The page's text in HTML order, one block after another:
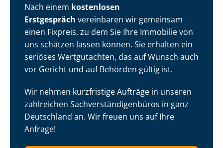
Nach einem kostenlosen
Erstgespräch vereinbaren wir gemeinsam
einen Fixpreis, zu dem Sie Ihre Immobilie von
uns schätzen lassen können. Sie erhalten ein
seriöses Wertgutachten, das auf Wunsch auch
vor Gericht und auf Behörden gültig ist.
Wir nehmen kurzfristige Aufträge in unseren
zahlreichen Sach­ver­stän­di­gen­bü­ros in ganz
Deutschland an. Wir freuen uns auf Ihre
Anfrage!